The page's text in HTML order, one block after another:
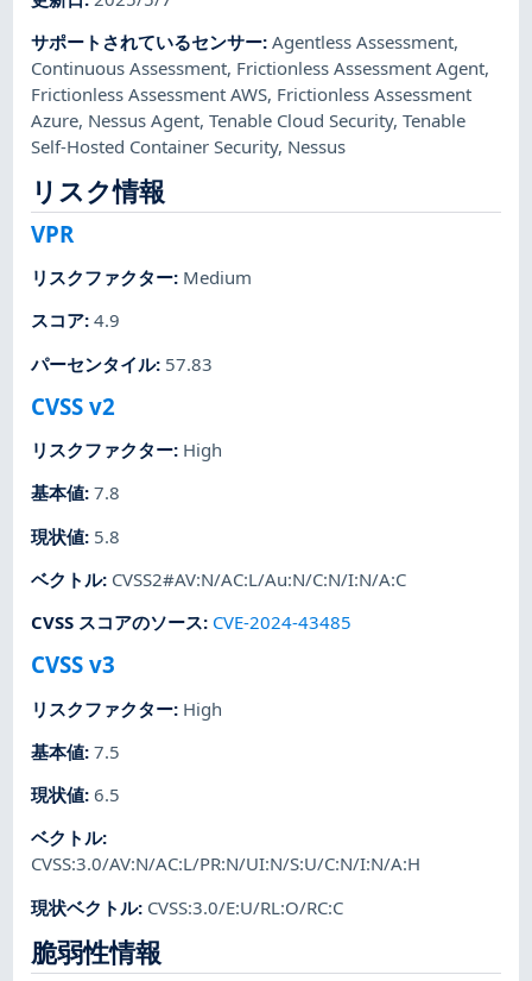
サポートされているセンサー:Agentless Assessment,
Continuous Assessment, Frictionless Assessment Agent,
Frictionless Assessment AWS, Frictionless Assessment
Azure, Nessus Agent,Tenable Cloud Security,Tenable
Self-Hosted Container Security, Nessus
リスク情報
VPR
リスクファクター: Medium
スコア:4.9
パーセンタイル: 57.83
CVSS v2
リスクファクター: High
基本値:7.8
現状値: 5.8
ベクトル: CVSS2#AV:N/AC:L/Au:N/C:N/I:N/A:C
CVSS スコアのソース: CVE-2024-43485
CVSS v3
リスクファクター: High
基本値:7.5
現状値:6.5
ベクトル:
CVSS:3.0/AV:N/AC:L/PR:N/UI:N/S:U/C:N/I:N/A:H
現状ベクトル: CVSS:3.0/E:U/RL:O/RC:C
脆弱性情報